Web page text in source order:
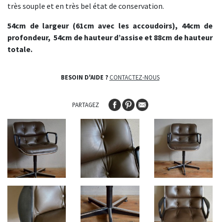
très souple et en très bel état de conservation.
54cm de largeur (61cm avec les accoudoirs), 44cm de
profondeur, 54cm de hauteur d’assise et 88cm de hauteur
totale.
BESOIN D'AIDE ? CONTACTEZ-NOUS
PARTAGEZ